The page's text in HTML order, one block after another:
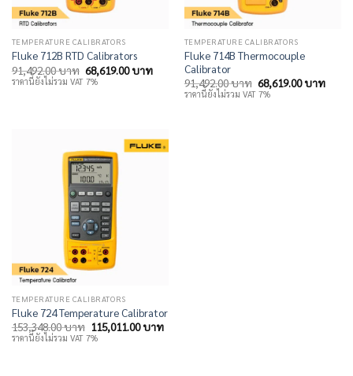
TEMPERATURE CALIBRATORS
Fluke 712B RTD Calibrators
91,492.00บาท Original
price
was:
68,619.00บาทCurrent
price
68,619.00 บาท.
ราคานี้ยังไม่รวม VAT 7%
TEMPERATURE CALIBRATORS
Fluke 714B Thermocouple
Calibrator
91,492.00บาท Original
price
was:
68,619.00บาท
price
ราคานี้ยังไม่รวม VAT 7%
TEMPERATURE CALIBRATORS
Fluke 724 Temperature Calibrator
153,348.00บาท Original
price
115,011.00บาทCurrent
ราคานี้ยังไม่รวม VAT 7%